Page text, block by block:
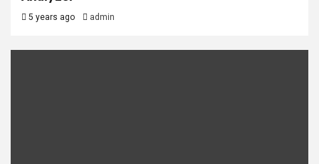
5 years ago admin